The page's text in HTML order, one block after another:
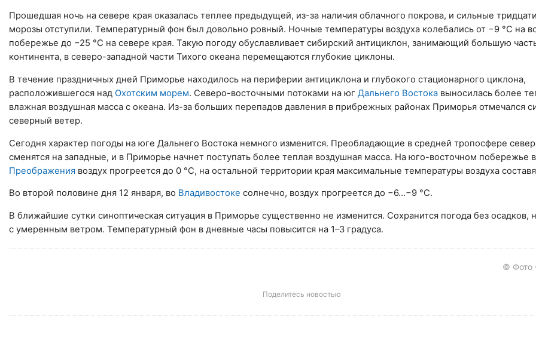
Прошедшая ночь на севере края оказалась теплее предыдущей, из-за наличия облачного покрова, и сильные
морозы отступили. Температурный фон был довольно ровный. Ночные температуры воздуха колебались от −9 °C на
побережье до −25 °C на севере края. Такую погоду обуславливает сибирский антициклон, занимающий большую
континента, в северо-западной части Тихого океана перемещаются глубокие циклоны.
В течение праздничных дней Приморье находилось на периферии антициклона и глубокого стационарного циклона,
расположившегося над Охотским морем. Северо-восточными потоками на юг Дальнего Востока выносилась более
влажная воздушная масса с океана. Из-за больших перепадов давления в прибрежных районах Приморья отмечался
северный ветер.
Сегодня характер погоды на юге Дальнего Востока немного изменится. Преобладающие в средней тропосфере
сменятся на западные, и в Приморье начнет поступать более теплая воздушная масса. На юго-восточном побережье
Преображения воздух прогреется до 0 °C, на остальной территории края максимальные температуры воздуха
Во второй половине дня 12 января, во Владивостоке солнечно, воздух прогреется до −6…−9 °C.
В ближайшие сутки синоптическая ситуация в Приморье существенно не изменится. Сохранится погода без осадков,
с умеренным ветром. Температурный фон в дневные часы повысится на 1–3 градуса.
© Фото
Поделитесь новостью